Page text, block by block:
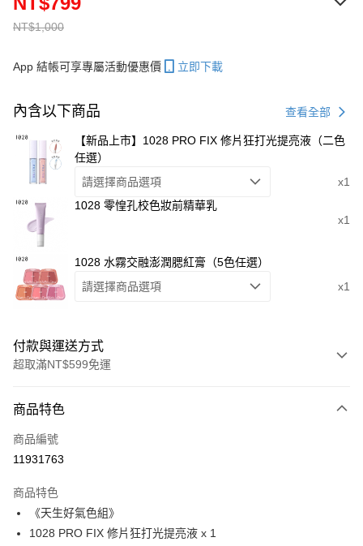
NT$1,000
App 結帳可享專屬活動優惠價 立即下載
內含以下商品 查看全部
【新品上市】1028 PRO FIX 修片狂打光提亮液（二色
任選）
請選擇商品選項
x1
1028 零惶孔校色妝前精華乳
x1
1028 水霧交融澎潤腮紅膏（5色任選）
請選擇商品選項
x1
付款與運送方式
超取滿NT$599免運
信用卡一次付款
超商取貨付款
Apple Pay
悠遊付
商品特色
商品編號
11931763
商品特色
《天生好氣色組》
1028 PRO FIX 修片狂打光提亮液 x 1